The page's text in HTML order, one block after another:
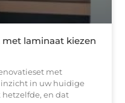
laminaat kiezen
met
in uw huidige
en dat